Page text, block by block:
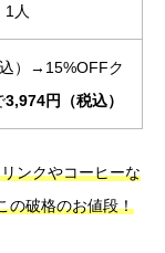
1人
）→15%OFFク
3,974円（税込）
ンクやコーヒーな
の破格のお値段！